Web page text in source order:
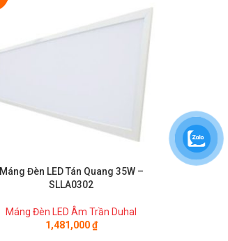
Máng Đèn LED Tán Quang 35W –
SLLA0302
Máng Đèn LED Âm Trần Duhal
1,481,000₫